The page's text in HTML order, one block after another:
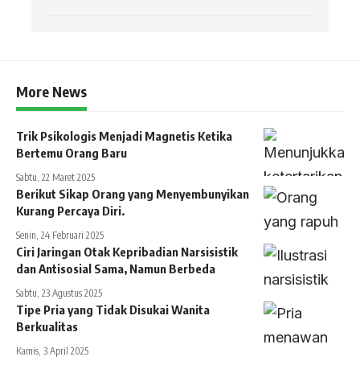
More News
Trik Psikologis Menjadi Magnetis Ketika
Bertemu Orang Baru
Sabtu, 22 Maret 2025
Berikut Sikap Orang yang Menyembunyikan
Kurang Percaya Diri.
Senin, 24 Februari 2025
Ciri Jaringan Otak Kepribadian Narsisistik
dan Antisosial Sama, Namun Berbeda
Sabtu, 23 Agustus 2025
Tipe Pria yang Tidak Disukai Wanita
Berkualitas
Kamis, 3 April 2025